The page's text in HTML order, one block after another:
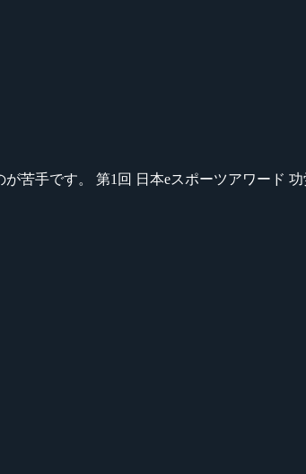
苦手です。 第1回 日本eスポーツアワード